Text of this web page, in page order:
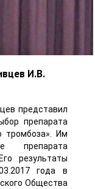
И.В.
представил
препарата
тромбоза». Им
препарата
результаты
года в
Общества